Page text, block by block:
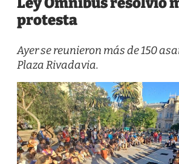
protesta
Ayer se reunieron más de 150
Plaza Rivadavia.